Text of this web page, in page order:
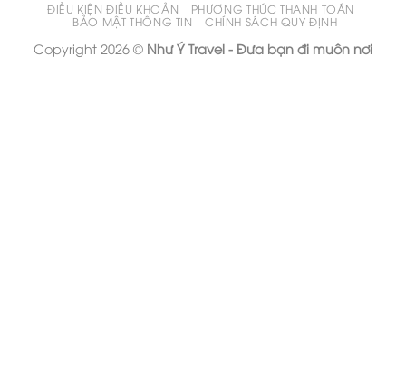
ĐIỀU KIỆN ĐIỀU KHOẢN
PHƯƠNG THỨC THANH TOÁN
BẢO MẬT THÔNG TIN
CHÍNH SÁCH QUY ĐỊNH
Copyright 2026 © Như Ý Travel - Đưa bạn đi muôn nơi